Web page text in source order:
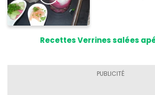
Recettes Verrines salées